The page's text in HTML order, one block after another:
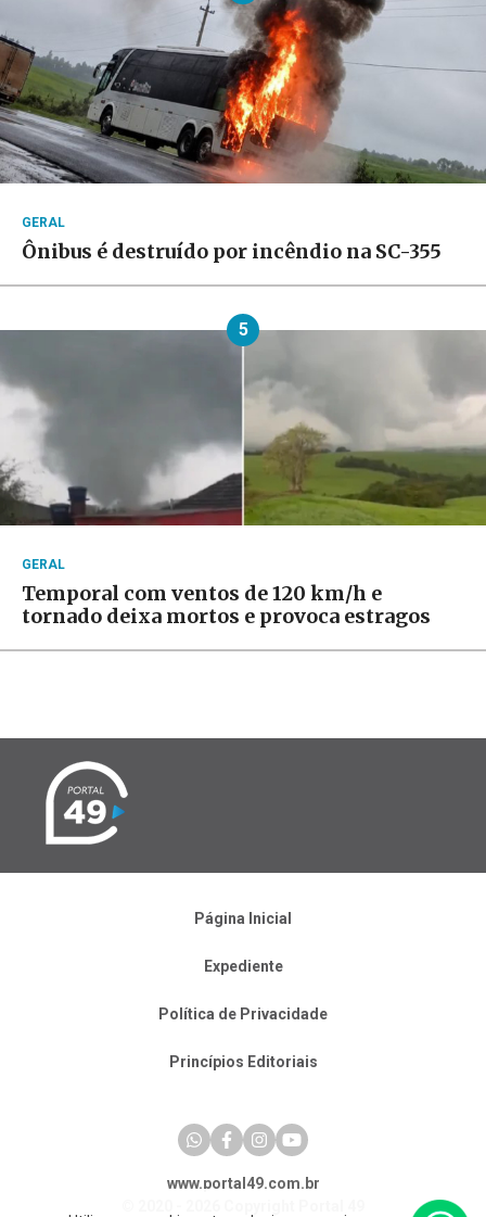
GERAL
Ônibus é destruído por incêndio na SC-355
5
GERAL
Temporal com ventos de 120 km/h e
tornado deixa mortos e provoca estragos
Página Inicial
Expediente
Política de Privacidade
Princípios Editoriais
www.portal49.com.br